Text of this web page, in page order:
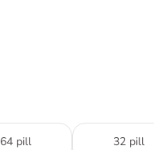
64 pill 32 pill